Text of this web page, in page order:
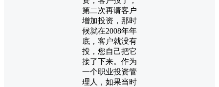
第二次再请客户
增加投资，那时
候就在2008年年
底，客户就没有
投，您自己把它
接了下来。作为
一个职业投资管
理人，如果当时